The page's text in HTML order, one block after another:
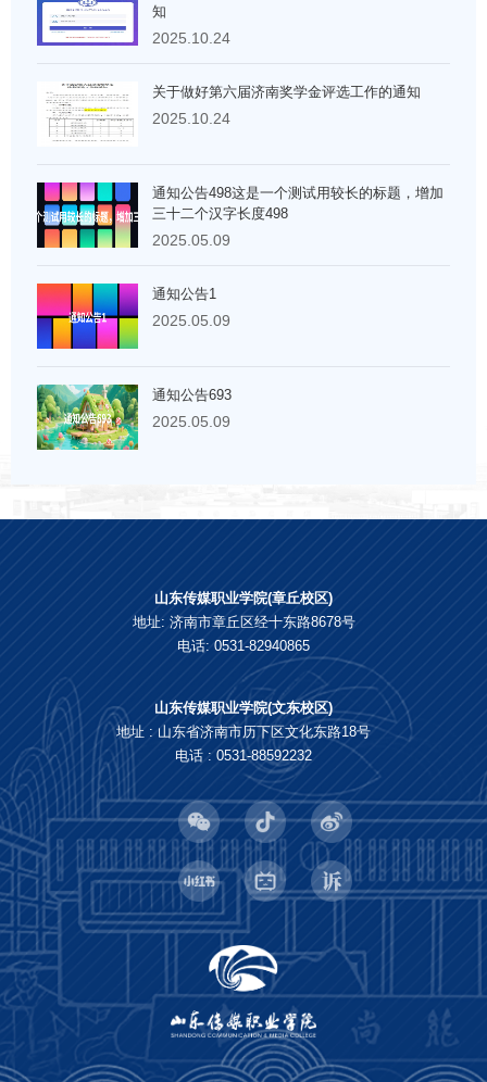
知
2025.10.24
关于做好第六届济南奖学金评选工作的通知
2025.10.24
通知公告498这是一个测试用较长的标题，增加
三十二个汉字长度498
2025.05.09
通知公告1
2025.05.09
通知公告693
2025.05.09
山东传媒职业学院(章丘校区)
地址: 济南市章丘区经十东路8678号
电话: 0531-82940865
山东传媒职业学院(文东校区)
地址 : 山东省济南市历下区文化东路18号
电话 : 0531-88592232